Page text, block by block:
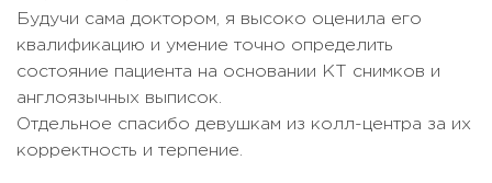
Будучи сама доктором, я высоко оценила его
квалификацию и умение точно определить
состояние пациента на основании КТ снимков и
англоязычных выписок.
Отдельное спасибо девушкам из колл-центра за их
корректность и терпение.